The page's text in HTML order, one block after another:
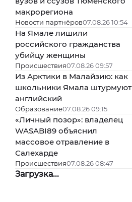
макрорегиона
Новости партнёров07.08.26 10:54
На Ямале лишили
российского гражданства
убийцу женщины
Происшествия07.08.26 09:57
Из Арктики в Малайзию: как
школьники Ямала штурмуют
английский
Образование07.08.26 09:15
«Личный позор»: владелец
WASABI89 объяснил
массовое отравление в
Салехарде
Происшествия07.08.26 08:47
Загрузка...